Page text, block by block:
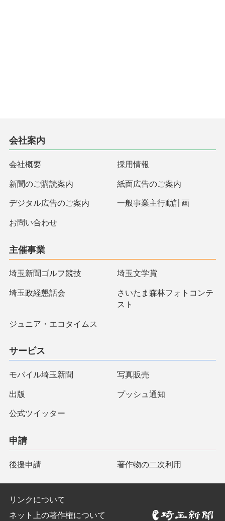
会社案内
会社概要 採用情報
新聞のご購読案内 紙面広告のご案内
デジタル広告のご案内 一般事業主行動計画
お問い合わせ
主催事業
埼玉新聞ゴルフ競技 埼玉文学賞
埼玉政経懇話会
さいたま森林フォトコンテ
スト
ジュニア・エコタイムス
サービス
モバイル埼玉新聞 写真販売
出版 プッシュ通知
公式ツイッター
申請
後援申請 著作物の二次利用
リンクについて
ネット上の著作権について